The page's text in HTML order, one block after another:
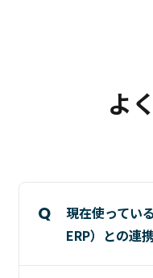
よ
現在使ってい
ERP）との連